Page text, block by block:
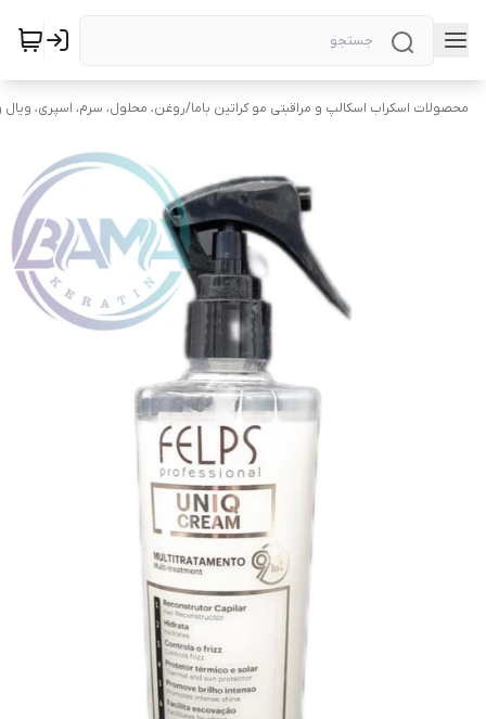
محصولات اسکراب اسکالپ و مراقبتی مو کراتین باما/روغن، محلول، سرم، اسپری، ویال